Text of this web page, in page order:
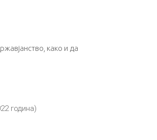
како и да
година)